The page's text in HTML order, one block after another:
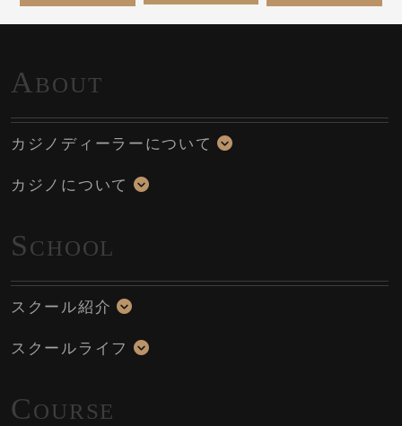
A BOUT
カジノディーラーについて
カジノについて
SCHOOL
スクール紹介
スクールライフ
COURSE